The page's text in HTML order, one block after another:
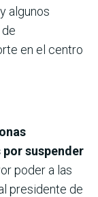
algunos
en el centro
suspender
poder a las
presidente de